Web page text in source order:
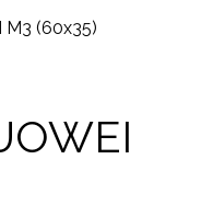
M3 (60x35)